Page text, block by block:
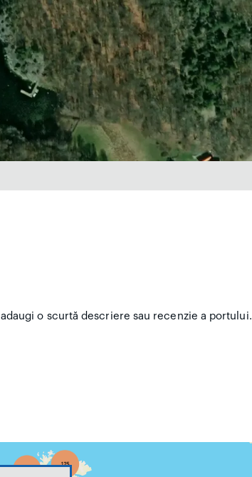
o scurtă descriere sau recenzie a portului.